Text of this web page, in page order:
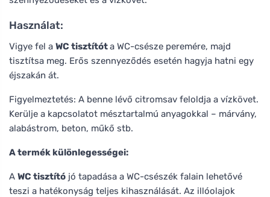
Használat:
Vigye fel a WC tisztítóta WC-csésze peremére, majd
tisztítsa meg. Erős szennyeződés esetén hagyja hatni egy
éjszakán át.
Figyelmeztetés: A benne lévő citromsav feloldja a vízkövet.
Kerülje a kapcsolatot mésztartalmú anyagokkal – márvány,
alabástrom, beton, műkő stb.
A termék különlegességei:
A WC tisztító jó tapadása a WC-csészék falain lehetővé
teszi a hatékonyság teljes kihasználását. Az illóolajok